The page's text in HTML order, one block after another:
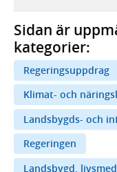
Sidan är
kategorier:
Regeringsuppdrag
Klimat- och
Landsbygds- och
Regeringen
Landsbygd,